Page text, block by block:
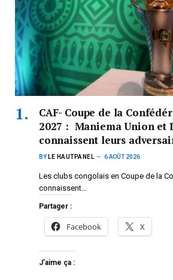
CAF- Coupe de la
2027 : Maniema Union et
connaissent leurs
BY LE HAUTPANEL 6 AOÛT 2026
Les clubs congolais en Coupe de la
connaissent…
Partager :
Facebook X
J’aime ça :